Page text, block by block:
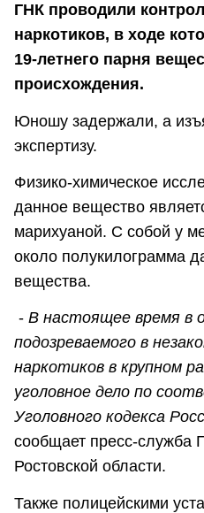
ГНК проводили
наркотиков, в ходе
19-летнего парня
происхождения.
Юношу задержали, а
экспертизу.
Физико-химическое
данное вещество
марихуаной. С собой у
около полукилограмма
вещества.
- В настоящее время в
подозреваемого в
наркотиков в крупном
уголовное дело по
Уголовного кодекса
сообщает пресс-служба
Ростовской области.
Также полицейскими